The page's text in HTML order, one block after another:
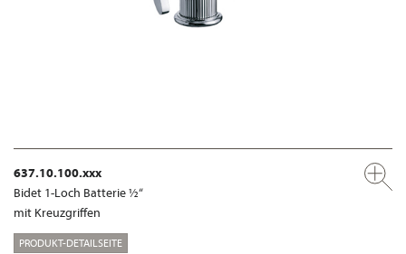
637.10.100.xxx
Bidet 1-Loch Batterie ½“
mit Kreuzgriffen
PRODUKT-DETAILSEITE